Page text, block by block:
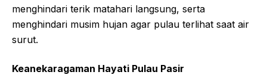
menghindari terik matahari langsung, serta
menghindari musim hujan agar pulau terlihat saat air
surut.
Keanekaragaman Hayati Pulau Pasir